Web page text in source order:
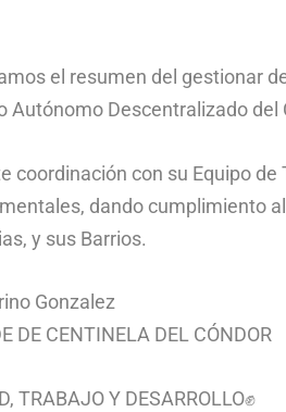
el resumen del gestionar
Autónomo Descentralizado del
coordinación con su Equipo
dando cumplimiento
y sus Barrios.
Gonzalez
DE CENTINELA DEL CÓNDOR
TRABAJO Y DESARROLLO✊